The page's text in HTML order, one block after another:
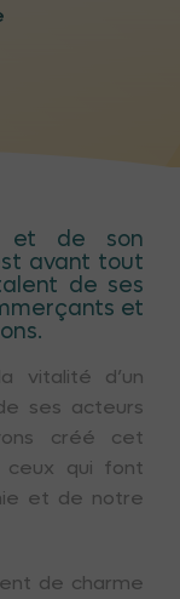
et de son
avant tout
de ses
et
vitalité d’un
ses acteurs
créé cet
qui font
et de notre
de charme